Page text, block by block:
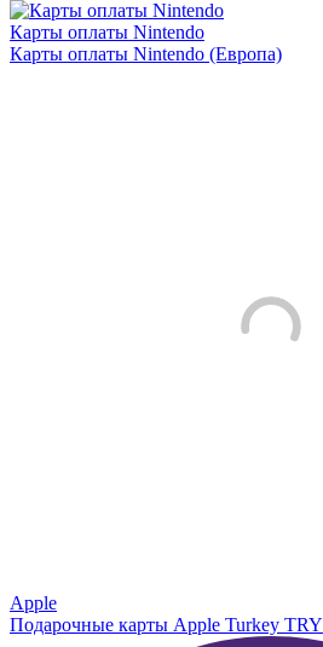
Карты оплаты Nintendo
Карты оплаты Nintendo (Европа)
Apple
Подарочные карты Apple Turkey TRY